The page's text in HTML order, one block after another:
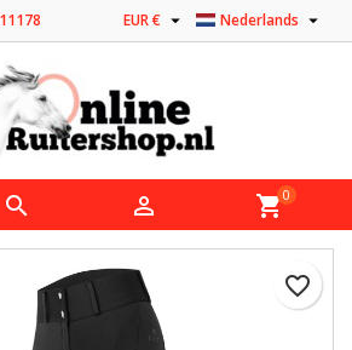
Nederlands 
EUR € 
  shopping_cart0
favorite_border